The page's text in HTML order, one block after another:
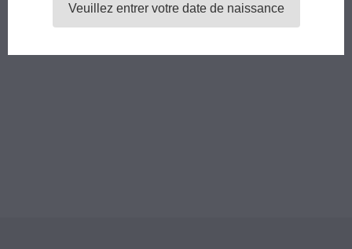
Veuillez entrer votre date de naissance